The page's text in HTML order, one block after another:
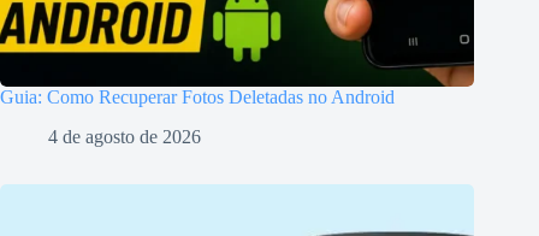
Guia: Como Recuperar Fotos Deletadas no Android
4 de agosto de 2026